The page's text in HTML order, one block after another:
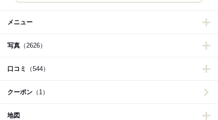
メニュー
写真 （2626）
口コミ （544）
クーポン （1）
地図